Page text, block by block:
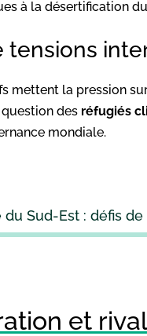
à la désertification
tensions
mettent la pression
question des réfugiés
mondiale.
du Sud-Est : défis
et